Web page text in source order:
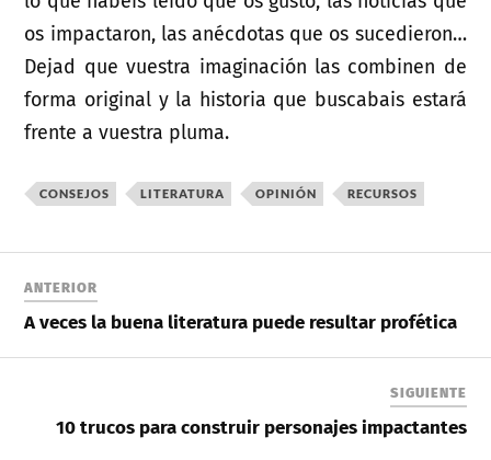
os impactaron, las anécdotas que os sucedieron…
Dejad que vuestra imaginación las combinen de
forma original y la historia que buscabais estará
frente a vuestra pluma.
CONSEJOS LITERATURA OPINIÓN RECURSOS
ANTERIOR
A veces la buena literatura puede resultar profética
SIGUIENTE
10 trucos para construir personajes impactantes